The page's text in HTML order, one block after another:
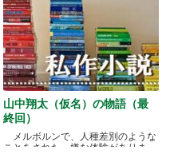
山中翔太（仮名）の物語（最
終回）
メルボルンで、人種差別のような
ことをされた、嫌な体験がありま